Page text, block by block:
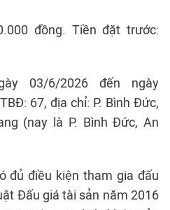
đồng. Tiền đặt trước:
03/6/2026 đến ngày
67, địa chỉ: P. Bình Đức,
(nay là P. Bình Đức, An
đủ điều kiện tham gia đấu
Đấu giá tài sản năm 2016